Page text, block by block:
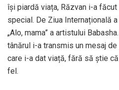
își piardă viața, Răzvan i-a
special. De Ziua Internațională
„Alo, mama” a artistului
tânărul i-a transmis un mesaj
care i-a dat viață, fără să știe
fel.